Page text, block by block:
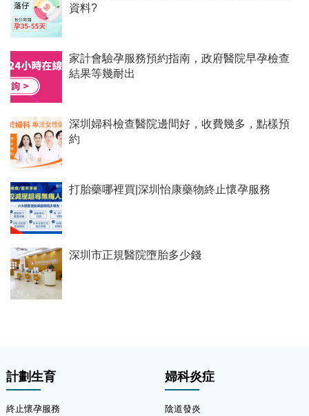
資料?
家計會驗孕服務預約指南，政府醫院早孕檢查
結果等幾耐出
深圳婦科檢查醫院邊間好，收費幾多，點樣預
約
打胎藥哪裡買|深圳怡康藥物終止懷孕服務
深圳市正規醫院墮胎多少錢
計劃生育
終止懷孕服務
婦科炎症
陰道發炎